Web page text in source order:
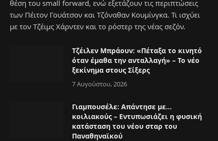
θέση του small forward, ενώ εξετάζουν τις περιπτώσεις
των Πέιτον Γουάτσον και Τζόναθαν Κουμίνγκα. Τι ισχύει
με τον Τζέιμς Χάρντεν και το ρόστερ της νέας σεζόν.
Τζέιλεν Μπράουν: «Πέταξα το κινητό
όταν έμαθα την ανταλλαγή» – Το νέο
ξεκίνημα στους Σίξερς
7 Αυγούστου, 2026
Γιαμπουσέλε: Απάντησε με…
κοιλιακούς – Εντυπωσιάζει η φυσική
κατάσταση του νέου σταρ του
Παναθηναϊκού